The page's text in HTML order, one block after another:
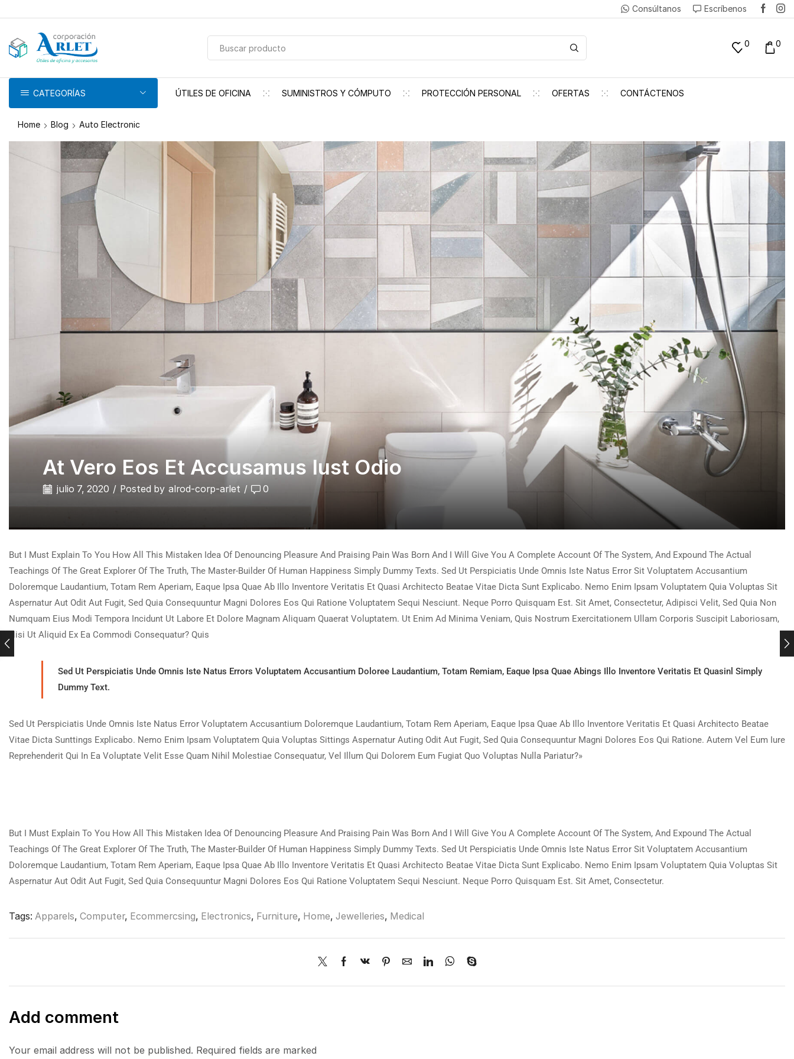
Consúltanos Escríbenos
0 0
CATEGORÍAS ÚTILES DE OFICINA SUMINISTROS Y CÓMPUTO PROTECCIÓN PERSONAL OFERTAS CONTÁCTENOS
Home Blog Auto Electronic
At Vero Eos Et Accusamus Iust Odio
julio 7, 2020 / Posted by alrod-corp-arlet / 0
But I Must Explain To You How All This Mistaken Idea Of Denouncing Pleasure And Praising Pain Was Born And I Will Give You A Complete Account Of The System, And Expound The Actual
Teachings Of The Great Explorer Of The Truth, The Master-Builder Of Human Happiness Simply Dummy Texts. Sed Ut Perspiciatis Unde Omnis Iste Natus Error Sit Voluptatem Accusantium
Doloremque Laudantium, Totam Rem Aperiam, Eaque Ipsa Quae Ab Illo Inventore Veritatis Et Quasi Architecto Beatae Vitae Dicta Sunt Explicabo. Nemo Enim Ipsam Voluptatem Quia Voluptas Sit
Aspernatur Aut Odit Aut Fugit, Sed Quia Consequuntur Magni Dolores Eos Qui Ratione Voluptatem Sequi Nesciunt. Neque Porro Quisquam Est. Sit Amet, Consectetur, Adipisci Velit, Sed Quia Non
Numquam Eius Modi Tempora Incidunt Ut Labore Et Dolore Magnam Aliquam Quaerat Voluptatem. Ut Enim Ad Minima Veniam, Quis Nostrum Exercitationem Ullam Corporis Suscipit Laboriosam,
Nisi Ut Aliquid Ex Ea Commodi Consequatur? Quis
Sed Ut Perspiciatis Unde Omnis Iste Natus Errors Voluptatem Accusantium Doloree Laudantium, Totam Remiam, Eaque Ipsa Quae Abings Illo Inventore Veritatis Et Quasinl Simply
Dummy Text.
Sed Ut Perspiciatis Unde Omnis Iste Natus Error Voluptatem Accusantium Doloremque Laudantium, Totam Rem Aperiam, Eaque Ipsa Quae Ab Illo Inventore Veritatis Et Quasi Architecto Beatae
Vitae Dicta Sunttings Explicabo. Nemo Enim Ipsam Voluptatem Quia Voluptas Sittings Aspernatur Auting Odit Aut Fugit, Sed Quia Consequuntur Magni Dolores Eos Qui Ratione. Autem Vel Eum Iure
Reprehenderit Qui In Ea Voluptate Velit Esse Quam Nihil Molestiae Consequatur, Vel Illum Qui Dolorem Eum Fugiat Quo Voluptas Nulla Pariatur?»
But I Must Explain To You How All This Mistaken Idea Of Denouncing Pleasure And Praising Pain Was Born And I Will Give You A Complete Account Of The System, And Expound The Actual
Teachings Of The Great Explorer Of The Truth, The Master-Builder Of Human Happiness Simply Dummy Texts. Sed Ut Perspiciatis Unde Omnis Iste Natus Error Sit Voluptatem Accusantium
Doloremque Laudantium, Totam Rem Aperiam, Eaque Ipsa Quae Ab Illo Inventore Veritatis Et Quasi Architecto Beatae Vitae Dicta Sunt Explicabo. Nemo Enim Ipsam Voluptatem Quia Voluptas Sit
Aspernatur Aut Odit Aut Fugit, Sed Quia Consequuntur Magni Dolores Eos Qui Ratione Voluptatem Sequi Nesciunt. Neque Porro Quisquam Est. Sit Amet, Consectetur.
Tags: Apparels, Computer, Ecommercsing, Electronics, Furniture, Home, Jewelleries, Medical
Add comment
Your email address will not be published. Required fields are marked